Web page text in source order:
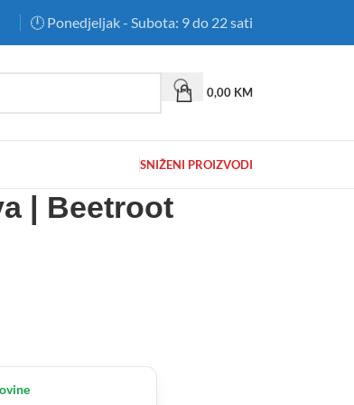
🕛 Ponedjeljak - Subota: 9 do 22 sati
0,00 KM
SNIŽENI PROIZVODI
| Beetroot